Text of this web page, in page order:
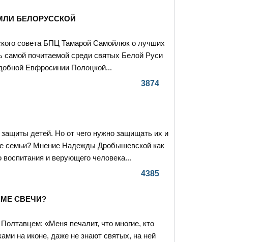
БЕЛОРУССКОЙ
совета БПЦ Тамарой Самойлюк о лучших
самой почитаемой среди святых Белой Руси
Евфросинии Полоцкой...
3874
детей. Но от чего нужно защищать их и
семьи? Мнение Надежды Дробышевской как
воспитания и верующего человека...
4385
СВЕЧИ?
«Меня печалит, что многие, кто
на иконе, даже не знают святых, на ней